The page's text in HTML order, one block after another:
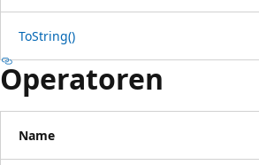
ToString()
Operatoren
Name